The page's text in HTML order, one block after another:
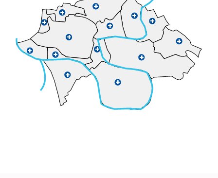
+
+
+
+
+
+
+
+
+
+
+
+
+
+